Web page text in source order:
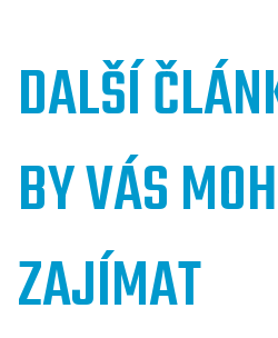
DALŠÍ
BY VÁS
ZAJÍMAT